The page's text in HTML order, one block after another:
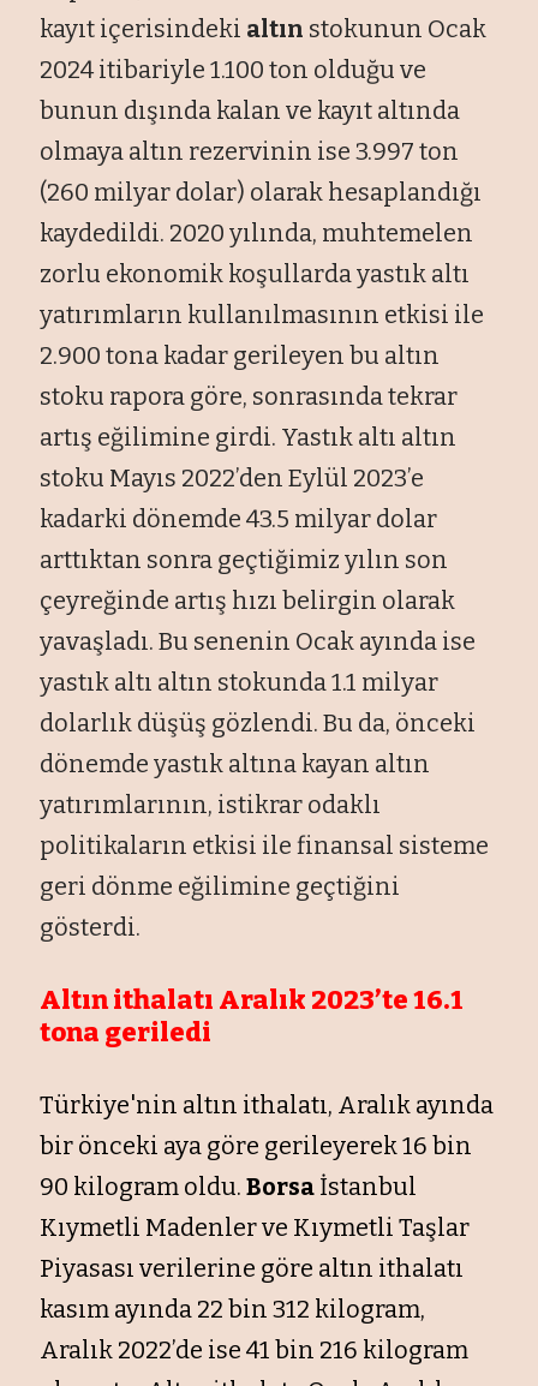
kayıt içerisindeki altın stokunun Ocak
2024 itibariyle 1.100 ton olduğu ve
bunun dışında kalan ve kayıt altında
olmaya altın rezervinin ise 3.997 ton
(260 milyar dolar) olarak hesaplandığı
kaydedildi. 2020 yılında, muhtemelen
zorlu ekonomik koşullarda yastık altı
yatırımların kullanılmasının etkisi ile
2.900 tona kadar gerileyen bu altın
stoku rapora göre, sonrasında tekrar
artış eğilimine girdi. Yastık altı altın
stoku Mayıs 2022’den Eylül 2023’e
kadarki dönemde 43.5 milyar dolar
arttıktan sonra geçtiğimiz yılın son
çeyreğinde artış hızı belirgin olarak
yavaşladı. Bu senenin Ocak ayında ise
yastık altı altın stokunda 1.1 milyar
dolarlık düşüş gözlendi. Bu da, önceki
dönemde yastık altına kayan altın
yatırımlarının, istikrar odaklı
politikaların etkisi ile finansal sisteme
geri dönme eğilimine geçtiğini
gösterdi.
Altın ithalatı Aralık 2023’te 16.1
tona geriledi
Türkiye'nin altın ithalatı, Aralık ayında
bir önceki aya göre gerileyerek 16 bin
90 kilogram oldu.Borsa İstanbul
Kıymetli Madenler ve Kıymetli Taşlar
Piyasası verilerine göre altın ithalatı
kasım ayında 22 bin 312 kilogram,
Aralık 2022’de ise 41 bin 216 kilogram